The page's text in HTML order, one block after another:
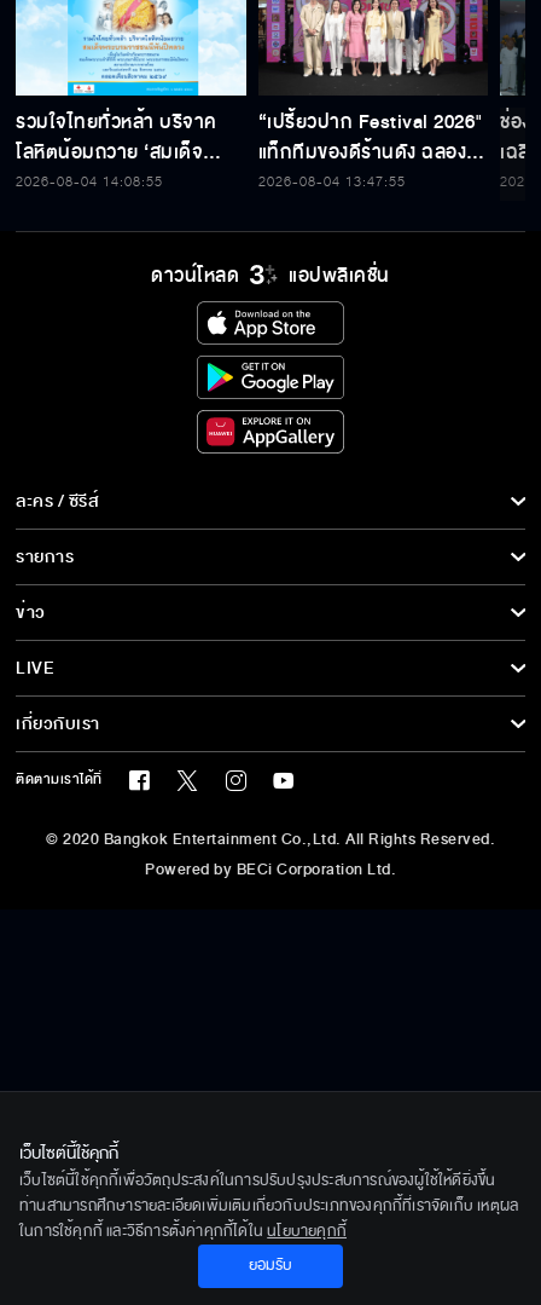
รวมใจไทยทั่วหล้า บริจาค
โลหิตน้อมถวาย ‘สมเด็จ
พระบรมราชชนนีพันปีหลวง’
2026-08-04 14:08:55
“เปรี้ยวปาก Festival 2026"
แท็กทีมของดีร้านดัง ฉลอง
ก้าวสู่ปีที่ 23
2026-08-04 13:47:55
ช่อง
เฉลิ
สมเ
ดาวน์โหลด แอปพลิเคชั่น
ละคร / ซีรีส์
ซีรีส์นานาชาติ
การ์ตูน & เกม
รายการ
ข่าว
รายการข่าว
ข่าวประชาสัมพันธ์
LIVE
เกี่ยวกับเรา
นโยบายด้านลิขสิทธิ์
ติดตามเราได้ที่
© 2020 Bangkok Entertainment Co.,Ltd. All Rights Reserved.
Powered by BECi Corporation Ltd.
เว็บไซต์นี้ใช้คุกกี้
เว็บไซต์นี้ใช้คุกกี้เพื่อวัตถุประสงค์ในการปรับปรุงประสบการณ์ของผู้ใช้ให้ดียิ่งขึ้น
ท่านสามารถศึกษารายละเอียดเพิ่มเติมเกี่ยวกับประเภทของคุกกี้ที่เราจัดเก็บ เหตุผล
ในการใช้คุกกี้ และวิธีการตั้งค่าคุกกี้ได้ใน นโยบายคุกกี้
ยอมรับ